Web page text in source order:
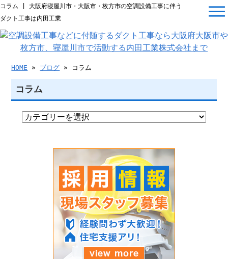
コラム | 大阪府寝屋川市・大阪市・枚方市の空調設備工事に伴う
ダクト工事は内田工業
HOME » ブログ » コラム
コラム